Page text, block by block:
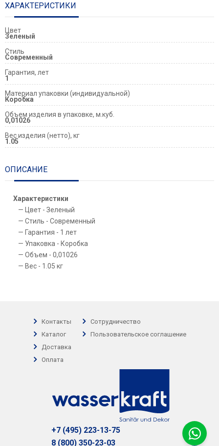
ХАРАКТЕРИСТИКИ
Цвет
Зеленый
Стиль
Современный
Гарантия, лет
1
Материал упаковки (индивидуальной)
Коробка
Объем изделия в упаковке, м.куб.
0,01026
Вес изделия (нетто), кг
1.05
ОПИСАНИЕ
Характеристики
Цвет - Зеленый
Стиль - Современный
Гарантия - 1 лет
Упаковка - Коробка
Объем - 0,01026
Вес - 1.05 кг
Контакты
Каталог
Доставка
Оплата
Сотрудничество
Пользовательское соглашение
+7 (495) 223-13-75
8 (800) 350-23-03